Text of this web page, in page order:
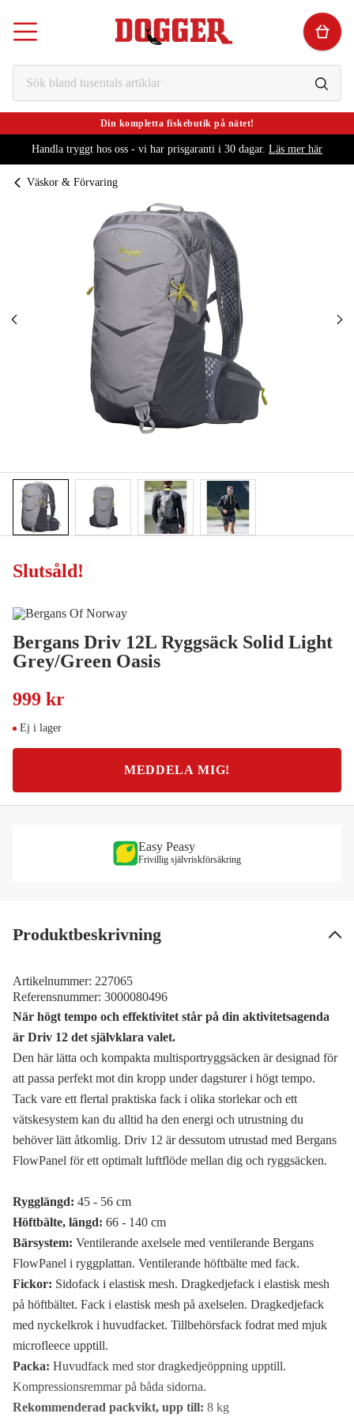
Din kompletta fiskebutik på nätet!
Handla tryggt hos oss - vi har prisgaranti i 30 dagar. Läs mer här
Väskor & Förvaring
Slutsåld!
Bergans Driv 12L Ryggsäck Solid Light
Grey/Green Oasis
999 kr
Ej i lager
MEDDELA MIG!
Easy Peasy
Frivillig självriskförsäkring
Produktbeskrivning
Artikelnummer: 227065
Referensnummer: 3000080496
När högt tempo och effektivitet står på din aktivitetsagenda
är Driv 12 det självklara valet.
Den här lätta och kompakta multisportryggsäcken är designad för
att passa perfekt mot din kropp under dagsturer i högt tempo.
Tack vare ett flertal praktiska fack i olika storlekar och ett
vätskesystem kan du alltid ha den energi och utrustning du
behöver lätt åtkomlig. Driv 12 är dessutom utrustad med Bergans
FlowPanel för ett optimalt luftflöde mellan dig och ryggsäcken.
Rygglängd: 45 - 56 cm
Höftbälte, längd: 66 - 140 cm
Bärsystem: Ventilerande axelsele med ventilerande Bergans
FlowPanel i ryggplattan. Ventilerande höftbälte med fack.
Fickor: Sidofack i elastisk mesh. Dragkedjefack i elastisk mesh
på höftbältet. Fack i elastisk mesh på axelselen. Dragkedjefack
med nyckelkrok i huvudfacket. Tillbehörsfack fodrat med mjuk
microfleece upptill.
Packa: Huvudfack med stor dragkedjeöppning upptill.
Kompressionsremmar på båda sidorna.
Rekommenderad packvikt, upp till: 8 kg